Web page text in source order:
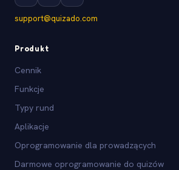
support@quizado.com
Produkt
Cennik
Funkcje
Typy rund
Aplikacje
Oprogramowanie dla prowadzących
Darmowe oprogramowanie do quizów